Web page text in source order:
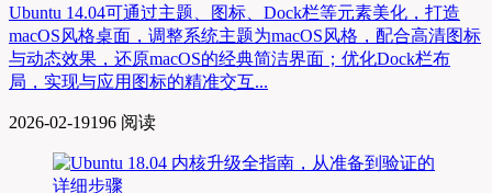
Ubuntu 14.04可通过主题、图标、Dock栏等元素美化，打造
macOS风格桌面，调整系统主题为macOS风格，配合高清图标
与动态效果，还原macOS的经典简洁界面；优化Dock栏布
局，实现与应用图标的精准交互...
2026-02-19196 阅读